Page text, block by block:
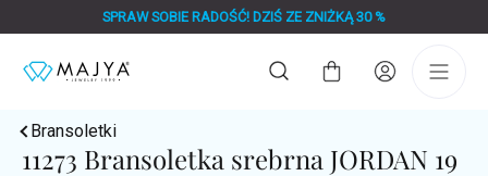
do
SPRAW SOBIE RADOŚĆ! DZIŚ ZE ZNIŻKĄ 30 %
Koszyk
Bransoletki
11273 Bransoletka srebrna JORDAN 19